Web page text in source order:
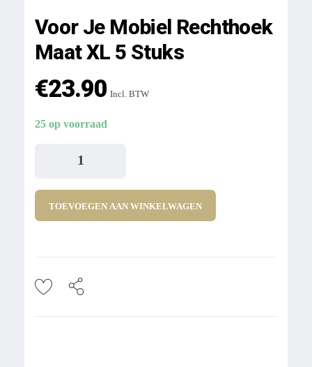
Voor Je Mobiel Rechthoek
Maat XL 5 Stuks
€23.90 Incl. BTW
25 op voorraad
TOEVOEGEN AAN WINKELWAGEN